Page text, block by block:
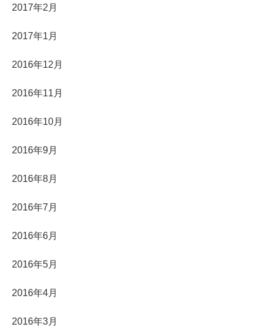
2017年2月
2017年1月
2016年12月
2016年11月
2016年10月
2016年9月
2016年8月
2016年7月
2016年6月
2016年5月
2016年4月
2016年3月